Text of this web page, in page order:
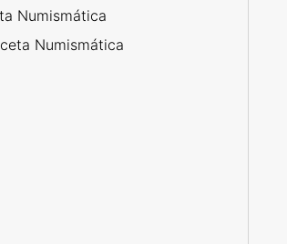
Numismática
Numismática